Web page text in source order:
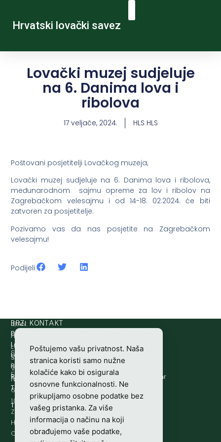
Hrvatski lovački savez
Lovački muzej sudjeluje
na 6. Danima lova i
ribolova
17 veljače, 2024. HLS HLS
Poštovani posjetitelji Lovačkog muzeja,
Lovački muzej sudjeluje na 6. Danima lova i ribolova,
međunarodnom sajmu opreme za lov i ribolov na
Zagrebačkom velesajmu i od 14-18. 02.2024. će biti
zatvoren za posjetitelje.
Pozivamo vas da nas posjetite na Zagrebačkom
velesajmu!
Podijeli
HRVATSKI
LOVAČKI
SAVEZ
Vladimira
Nazora
63
10000
Zagreb,
Hrvatska
OIB-
IBAN:
HR8124020061100501497
SWIFT/BIC
:
ESBCHR22
BRZI KONTAKT
Prijava štete:
Lovne iskaznice:
rh.moc.slh
@acinzaksi
Lovno osposobljavanje:
rh.ude-slh
@ofni
Redakcija/ digitalni mediji:@aidem
Računovodstvo:
rh.moc.slh
@ovtsdovonucar
Tajništvo:
rh.sl
@slh
Telefon: +385 (0)1 48 34 560
Poštujemo vašu privatnost. Naša
stranica koristi samo nužne
kolačiće kako bi osigurala
osnovne funkcionalnosti. Ne
prikupljamo osobne podatke bez
vašeg pristanka. Za više
informacija o načinu na koji
obrađujemo vaše podatke,